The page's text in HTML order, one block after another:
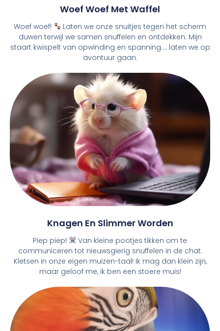
Woef Woef Met Waffel
Woef woef!
Laten we onze snuitjes tegen het scherm
duwen terwijl we samen snuffelen en ontdekken. Mijn
staart kwispelt van opwinding en spanning.... laten we op
avontuur gaan.
Knagen En Slimmer Worden
Piep piep!
Van kleine pootjes tikken om te
communiceren tot nieuwsgierig snuffelen in de chat.
Kletsen in onze eigen muizen-taal! Ik mag dan klein zijn,
maar geloof me, ik ben een stoere muis!